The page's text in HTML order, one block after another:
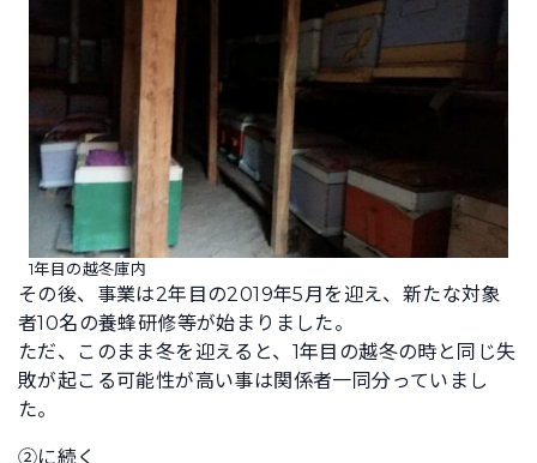
1年目の越冬庫内
その後、事業は2年目の2019年5月を迎え、新たな対象
者10名の養蜂研修等が始まりました。
ただ、このまま冬を迎えると、1年目の越冬の時と同じ失
敗が起こる可能性が高い事は関係者一同分っていまし
た。
②に続く